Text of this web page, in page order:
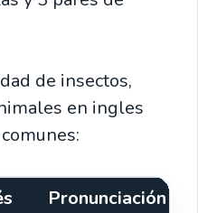
de insectos,
en ingles
Pronunciación